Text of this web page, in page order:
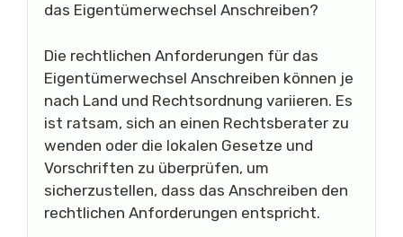
das Eigentümerwechsel Anschreiben?
Die rechtlichen Anforderungen für das
Eigentümerwechsel Anschreiben können je
nach Land und Rechtsordnung variieren. Es
ist ratsam, sich an einen Rechtsberater zu
wenden oder die lokalen Gesetze und
Vorschriften zu überprüfen, um
sicherzustellen, dass das Anschreiben den
rechtlichen Anforderungen entspricht.